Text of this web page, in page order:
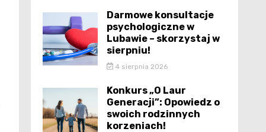
Darmowe konsultacje
psychologiczne w
Lubawie – skorzystaj w
sierpniu!
4 sierpnia 2026
Konkurs „O Laur
Generacji”: Opowiedz o
swoich rodzinnych
korzeniach!